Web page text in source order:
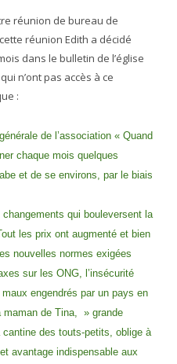
réunion de bureau de
réunion Edith a décidé
dans le bulletin de l’église
n’ont pas accès à ce
:
de l’association « Quand
chaque mois quelques
et de se environs, par le biais
qui bouleversent la
les prix ont augmenté et bien
nouvelles normes exigées
sur les ONG, l’insécurité
engendrés par un pays en
maman de Tina, » grande
des touts-petits, oblige à
avantage indispensable aux